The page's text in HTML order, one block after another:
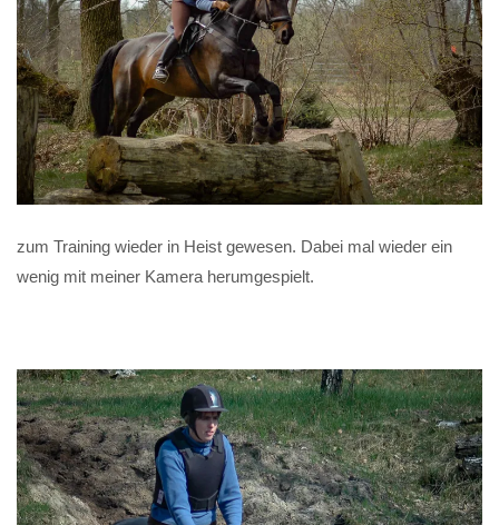
zum Training wieder in Heist gewesen. Dabei mal wieder ein
wenig mit meiner Kamera herumgespielt.